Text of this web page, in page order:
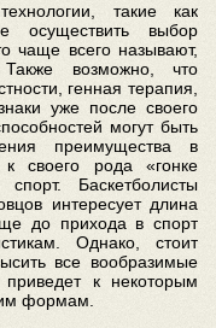
такие как
осуществить выбор
чаще всего называют,
возможно, что
генная терапия,
уже после своего
могут быть
преимущества в
к своего рода «гонке
Баскетболисты
интересует длина
до прихода в спорт
Однако, стоит
все вообразимые
приведет к некоторым
формам.